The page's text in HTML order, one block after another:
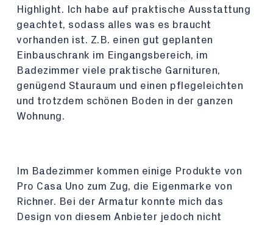
Highlight. Ich habe auf praktische Ausstattung
geachtet, sodass alles was es braucht
vorhanden ist. Z.B. einen gut geplanten
Einbauschrank im Eingangsbereich, im
Badezimmer viele praktische Garnituren,
genügend Stauraum und einen pflegeleichten
und trotzdem schönen Boden in der ganzen
Wohnung.
Im Badezimmer kommen einige Produkte von
Pro Casa Uno zum Zug, die Eigenmarke von
Richner. Bei der Armatur konnte mich das
Design von diesem Anbieter jedoch nicht